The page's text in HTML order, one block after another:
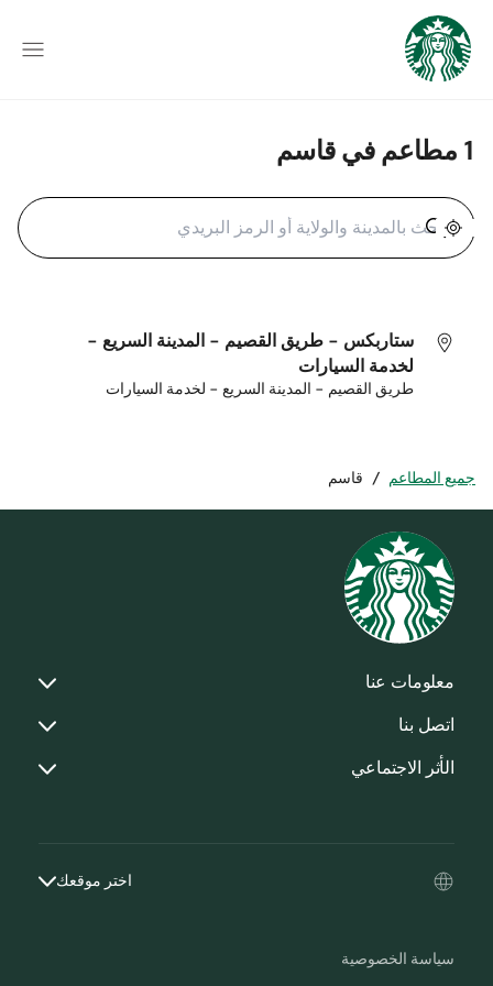
1 مطاعم في قاسم
ستاربكس - طريق القصيم - المدينة السريع -
لخدمة السيارات
طريق القصيم - المدينة السريع - لخدمة السيارات
جميع المطاعم / قاسم
معلومات عنا
اتصل بنا
الأثر الاجتماعي
اختر موقعك
سياسة الخصوصية